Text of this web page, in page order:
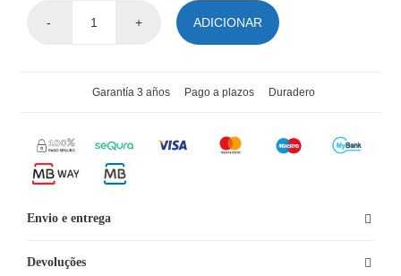
Piscina
Bestway
ADICIONAR
Garantía 3 años Pago a plazos Duradero
Envio e entrega
Devoluções